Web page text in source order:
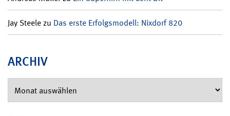
Jay Steelezu Das erste Erfolgsmodell: Nixdorf 820
ARCHIV